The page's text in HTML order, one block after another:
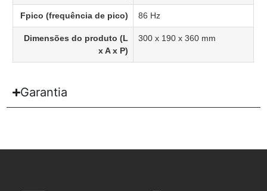
Fpico (frequência de pico) 86 Hz
Dimensões do produto (L
x A x P)
300 x 190 x 360 mm
Garantia